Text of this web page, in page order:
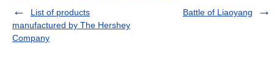
List of products
manufactured by The Hershey
Company
Battle of Liaoyang